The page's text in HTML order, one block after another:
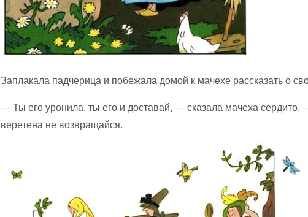
Заплакала падчерица и побежала домой к мачехе рассказать о
— Ты его уронила, ты его и доставай, — сказала мачеха сердито.
веретена не возвращайся.